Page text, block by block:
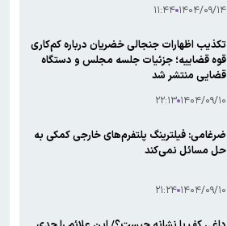
۱۴۰۴/۰۹/۱۴ ۱۱:۴۴
تکذیب اظهارات جنجالی خضریان درباره کم‌کاری
قوه قضاییه؛ جزئیات جلسه مجلس و دستگاه
قضایی منتشر شد
۱۴۰۴/۰۹/۱۰ ۲۲:۱۳
ضرغامی: فیلترینگ پلتفرم‌های خارجی کمکی به
حل مسائل نمی‌کند
۱۴۰۴/۰۹/۱۰ ۲۱:۲۴